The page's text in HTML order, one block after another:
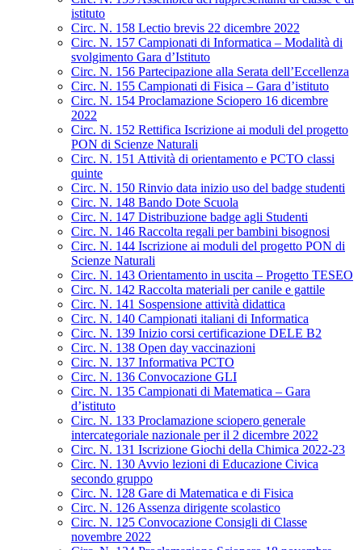
istituto
Circ. N. 158 Lectio brevis 22 dicembre 2022
Circ. N. 157 Campionati di Informatica – Modalità di
svolgimento Gara d’Istituto
Circ. N. 156 Partecipazione alla Serata dell’Eccellenza
Circ. N. 155 Campionati di Fisica – Gara d’istituto
Circ. N. 154 Proclamazione Sciopero 16 dicembre
2022
Circ. N. 152 Rettifica Iscrizione ai moduli del progetto
PON di Scienze Naturali
Circ. N. 151 Attività di orientamento e PCTO classi
quinte
Circ. N. 150 Rinvio data inizio uso del badge studenti
Circ. N. 148 Bando Dote Scuola
Circ. N. 147 Distribuzione badge agli Studenti
Circ. N. 146 Raccolta regali per bambini bisognosi
Circ. N. 144 Iscrizione ai moduli del progetto PON di
Scienze Naturali
Circ. N. 143 Orientamento in uscita – Progetto TESEO
Circ. N. 142 Raccolta materiali per canile e gattile
Circ. N. 141 Sospensione attività didattica
Circ. N. 140 Campionati italiani di Informatica
Circ. N. 139 Inizio corsi certificazione DELE B2
Circ. N. 138 Open day vaccinazioni
Circ. N. 137 Informativa PCTO
Circ. N. 136 Convocazione GLI
Circ. N. 135 Campionati di Matematica – Gara
d’istituto
Circ. N. 133 Proclamazione sciopero generale
intercategoriale nazionale per il 2 dicembre 2022
Circ. N. 131 Iscrizione Giochi della Chimica 2022-23
Circ. N. 130 Avvio lezioni di Educazione Civica
secondo gruppo
Circ. N. 128 Gare di Matematica e di Fisica
Circ. N. 126 Assenza dirigente scolastico
Circ. N. 125 Convocazione Consigli di Classe
novembre 2022